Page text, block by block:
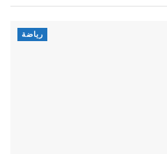
رياضة